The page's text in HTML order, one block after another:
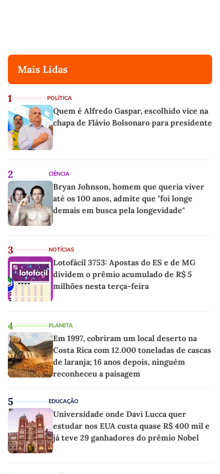
Mais Lidas
1 POLÍTICA
Quem é Alfredo Gaspar, escolhido vice na
chapa de Flávio Bolsonaro para presidente
2 CIÊNCIA
Bryan Johnson, homem que queria viver
até os 100 anos, admite que "foi longe
demais em busca pela longevidade"
3 NOTÍCIAS
Lotofácil 3753: Apostas do ES e de MG
dividem o prêmio acumulado de R$ 5
milhões nesta terça-feira
4 PLANETA
Em 1997, cobriram um local deserto na
Costa Rica com 12.000 toneladas de cascas
de laranja; 16 anos depois, ninguém
reconheceu a paisagem
5 EDUCAÇÃO
Universidade onde Davi Lucca quer
estudar nos EUA custa quase R$ 400 mil e
já teve 29 ganhadores do prêmio Nobel